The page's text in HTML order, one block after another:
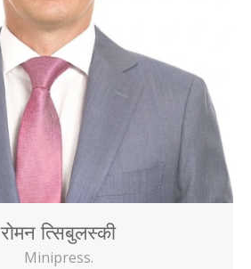
रोमन त्सिबुलस्की
Minipress.